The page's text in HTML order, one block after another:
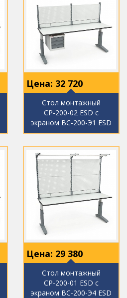
Цена: 32 720
Стол монтажный
СР-200-02 ESD с
экраном ВС-200-Э1 ESD
Цена: 29 380
Стол монтажный
СР-200-01 ESD с
экраном ВС-200-Э4 ESD